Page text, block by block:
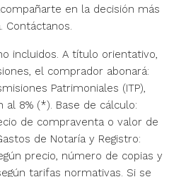
en la decisión más
Contáctanos.
incluidos. A título orientativo,
el comprador abonará:
Patrimoniales (ITP),
al 8% (*). Base de cálculo:
de compraventa o valor de
de Notaría y Registro:
precio, número de copias y
tarifas normativas. Si se